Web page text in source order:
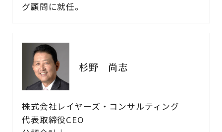
グ顧問に就任。
杉野 尚志
株式会社レイヤーズ・コンサルティング
代表取締役CEO